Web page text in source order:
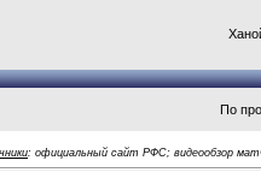
По
: официальный сайт РФС; видеообзор